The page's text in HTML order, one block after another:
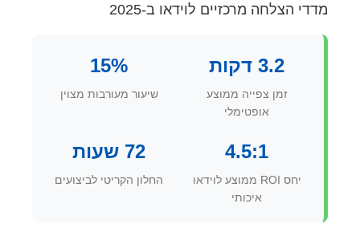
מדדי הצלחה מרכזיים לוידאו ב-2025
3.2 דקות
זמן צפייה ממוצע
אופטימלי
15%
שיעור מעורבות מצוין
4.5:1
יחס ROI ממוצע לוידאו
איכותי
72 שעות
החלון הקריטי לביצועים